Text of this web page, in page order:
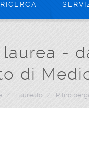
RICERCA
-
di
/ Laureato / Ritiro